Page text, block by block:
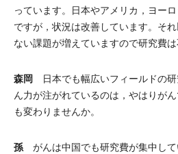
っています。日本やアメリカ，ヨー
ですが，状況は改善しています。そ
ない課題が増えていますので研究費は
森岡 日本でも幅広いフィールドの
ん力が注がれているのは，やはりが
も変わりませんか。
孫 がんは中国でも研究費が集中し